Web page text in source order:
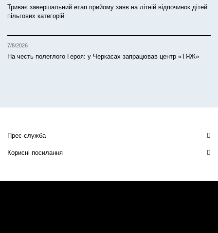
Триває завершальний етап прийому заяв на літній відпочинок дітей
пільгових категорій
7/8/2026
На честь полеглого Героя: у Черкасах запрацював центр «ТЯЖ»
Прес-служба
Корисні посилання